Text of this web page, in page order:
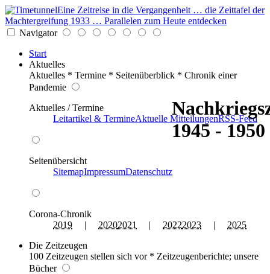
Eine Zeitreise in die Vergangenheit … die Zeittafel der
Machtergreifung 1933 … Parallelen zum Heute entdecken
Navigator
Start
Aktuelles
Aktuelles * Termine * Seitenüberblick * Chronik einer
Pandemie
Aktuelles / Termine
Leitartikel & TermineAktuelle MitteilungenRSS-Feed
Seitenübersicht
SitemapImpressumDatenschutz
Corona-Chronik
2019 | 20202021 | 20222023 | 2025
Die Zeitzeugen
100 Zeitzeugen stellen sich vor * Zeitzeugenberichte; unsere
Bücher
1945 - 1950